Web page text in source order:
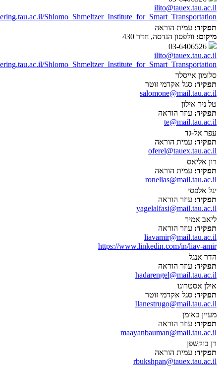
ilito@tauex.tau.ac.il
Shlomo_Shmeltzer_Institute_for_Smart_Transportation
תפקיד: עמית הוראה
מיקום: וולפסון הנדסה, חדר 430
ilito@tauex.tau.ac.il
Shlomo_Shmeltzer_Institute_for_Smart_Transportation
סלומון אייסלר
תפקיד: סגל אקדמי זוטר
salomone@mail.tau.ac.il
טל ניר אילון
תפקיד: עוזר הוראה
te@mail.tau.ac.il
עפר אל-גד
תפקיד: עמית הוראה
oferel@tauex.tau.ac.il
רון אליאס
תפקיד: עמית הוראה
ronelias@mail.tau.ac.il
יגל אלפסי
תפקיד: עוזר הוראה
yagelalfasi@mail.tau.ac.il
ליאב אמיר
תפקיד: עוזר הוראה
liavamir@mail.tau.ac.il
https://www.linkedin.com/in/liav-amir
הדר אנגל
תפקיד: עוזר הוראה
hadarengel@mail.tau.ac.il
אילן אסטרוגו
תפקיד: סגל אקדמי זוטר
Ilanestrugo@mail.tau.ac.il
מעיין באומן
תפקיד: עוזר הוראה
maayanbauman@mail.tau.ac.il
רן בוקשפן
תפקיד: עמית הוראה
rbukshpan@tauex.tau.ac.il